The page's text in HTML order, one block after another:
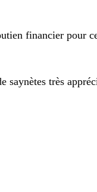
financier pour
très